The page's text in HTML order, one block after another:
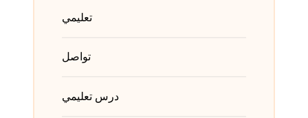
تعليمي
تواصل
درس تعليمي